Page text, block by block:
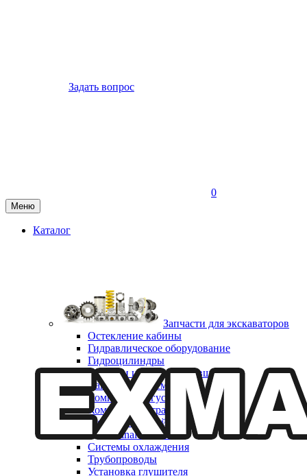
Задать вопрос
0
Меню
Каталог
Запчасти для экскаваторов
Остекление кабины
Гидравлическое оборудование
Гидроцилиндры
Коронки и адаптеры ковша
Капотная система
Компоненты гусеничного хода
Компоненты трансмиссии
Мост приводной неуправляемый CARRARO
Final reduction
Системы охлаждения
Трубопроводы
Установка глушителя